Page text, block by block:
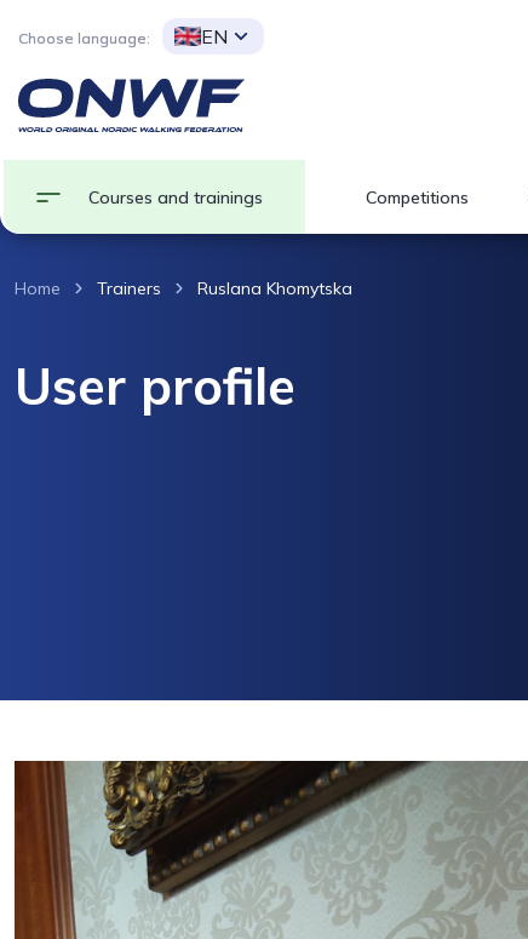
Choose language: EN
Courses and trainings Competitions
Home Trainers Ruslana Khomytska
User profile